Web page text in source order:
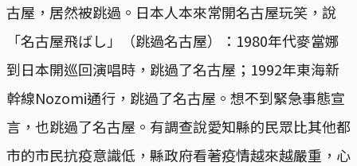
古屋，居然被跳過。日本人本來常開名古屋玩笑，說
「名古屋飛ばし」（跳過名古屋）：1980年代麥當娜
到日本開巡回演唱時，跳過了名古屋；1992年東海新
幹線Nozomi通行，跳過了名古屋。想不到緊急事態宣
言，也跳過了名古屋。有調查說愛知縣的民眾比其他都
市的市民抗疫意識低，縣政府看著疫情越來越嚴重，心